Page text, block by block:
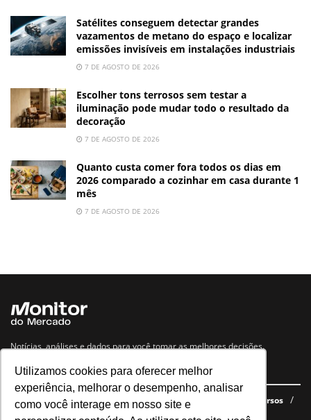
Utilizamos cookies para oferecer melhor
experiência, melhorar o desempenho, analisar
como você interage em nosso site e
Satélites conseguem detectar grandes
vazamentos de metano do espaço e localizar
emissões invisíveis em instalações industriais
7 DE AGOSTO DE 2026
Escolher tons terrosos sem testar a
iluminação pode mudar todo o resultado da
decoração
7 DE AGOSTO DE 2026
Quanto custa comer fora todos os dias em
2026 comparado a cozinhar em casa durante 1
mês
7 DE AGOSTO DE 2026
Notícias, análises e dados para você tomar as melhores decisões.
Navegue no site
Últimas notícias Quem somos E-books gratuitos
Cursos
Política de privacidade